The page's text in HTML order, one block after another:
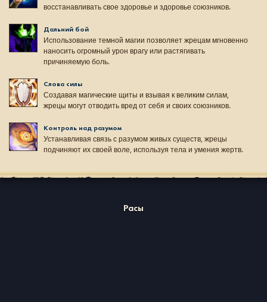
восстанавливать свое здоровье и здоровье союзников.
Дальний бой
Использование темной магии позволяет жрецам мгновенно
наносить огромный урон врагу или растягивать
причиняемую боль.
Слова силы
Создавая магические щиты и взывая к великим силам,
жрецы могут отводить вред от себя и своих союзников.
Контроль над разумом
Устанавливая связь с разумом живых существ, жрецы
подчиняют их своей воле, используя тела и умения жертв.
Расы